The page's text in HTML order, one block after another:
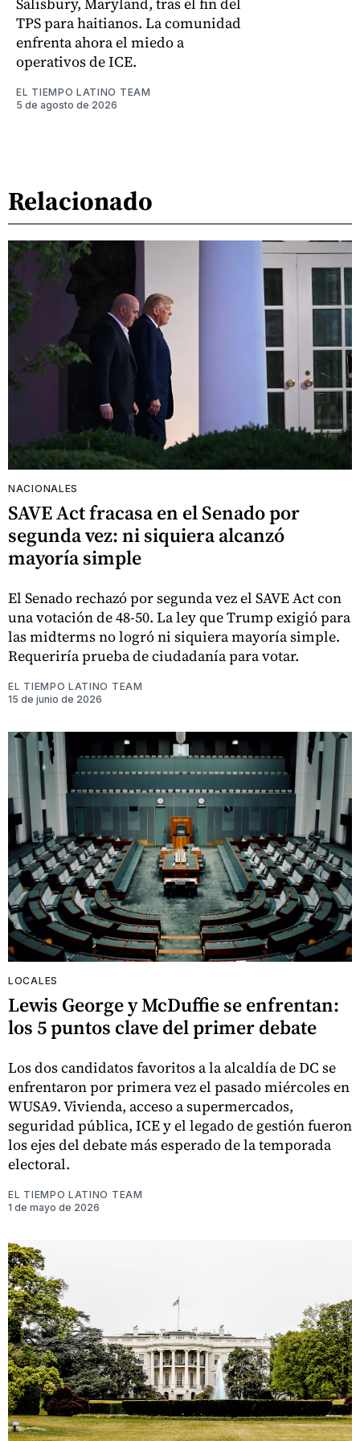
TPS para haitianos. La comunidad
enfrenta ahora el miedo a
operativos de ICE.
EL TIEMPO LATINO TEAM
5 de agosto de 2026
Relacionado
NACIONALES
SAVE Act fracasa en el Senado por
segunda vez: ni siquiera alcanzó
mayoría simple
El Senado rechazó por segunda vez el SAVE Act con
una votación de 48-50. La ley que Trump exigió para
las midterms no logró ni siquiera mayoría simple.
Requeriría prueba de ciudadanía para votar.
EL TIEMPO LATINO TEAM
15 de junio de 2026
LOCALES
Lewis George y McDuffie se enfrentan:
los 5 puntos clave del primer debate
Los dos candidatos favoritos a la alcaldía de DC se
enfrentaron por primera vez el pasado miércoles en
WUSA9. Vivienda, acceso a supermercados,
seguridad pública, ICE y el legado de gestión fueron
los ejes del debate más esperado de la temporada
electoral.
EL TIEMPO LATINO TEAM
1 de mayo de 2026